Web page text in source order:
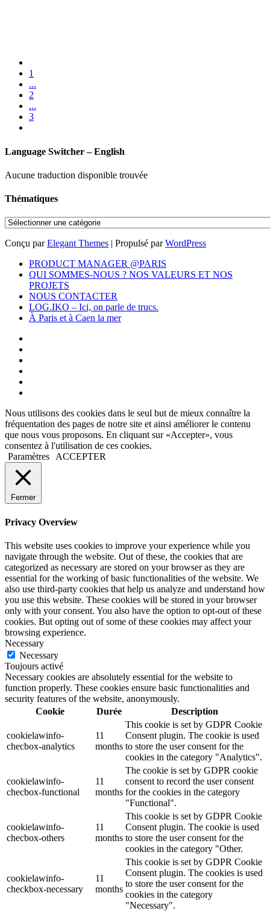
1
...
2
...
3
Language Switcher – English
Aucune traduction disponible trouvée
Thématiques
Thématiques
Conçu parElegant Themes | Propulsé parWordPress
PRODUCT MANAGER @PARIS
QUI SOMMES-NOUS ? NOS VALEURS ET NOS
PROJETS
NOUS CONTACTER
LOG.IKO – Ici, on parle de trucs.
À Paris et à Caen la mer
Nous utilisons des cookies dans le seul but de mieux connaître la
fréquentation des pages de notre site et ainsi améliorer le contenu
que nous vous proposons. En cliquant sur «Accepter», vous
consentez à l'utilisation de ces cookies.
Paramètres
ACCEPTER
Fermer
Privacy Overview
This website uses cookies to improve your experience while you
navigate through the website. Out of these, the cookies that are
categorized as necessary are stored on your browser as they are
essential for the working of basic functionalities of the website. We
also use third-party cookies that help us analyze and understand how
you use this website. These cookies will be stored in your browser
only with your consent. You also have the option to opt-out of these
cookies. But opting out of some of these cookies may affect your
browsing experience.
Necessary
Necessary
Toujours activé
Necessary cookies are absolutely essential for the website to
function properly. These cookies ensure basic functionalities and
security features of the website, anonymously.
Cookie
Durée Description
cookielawinfo-
checbox-analytics
11
months
This cookie is set by GDPR Cookie
Consent plugin. The cookie is used
to store the user consent for the
cookies in the category "Analytics".
cookielawinfo-
checbox-functional
11
months
The cookie is set by GDPR cookie
consent to record the user consent
for the cookies in the category
"Functional".
cookielawinfo-
checbox-others
11
months
This cookie is set by GDPR Cookie
Consent plugin. The cookie is used
to store the user consent for the
cookies in the category "Other.
cookielawinfo-
checkbox-necessary
11
months
This cookie is set by GDPR Cookie
Consent plugin. The cookies is used
to store the user consent for the
cookies in the category
"Necessary".